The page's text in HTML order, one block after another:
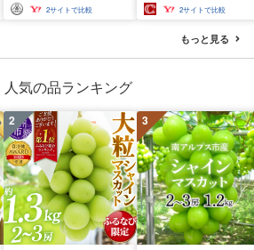
2サイトで比較
答 甘み 品種 果肉 果汁
たっぷり 果物 くだも
デザート フルーツ
2026年産 先行予約 旬
果物 旬のフルーツ 高
2サイトで比較
もっと見る
人気の品ランキング
2 3